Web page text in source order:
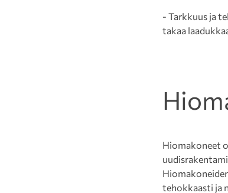
- Tarkkuus ja
takaa
Hiomakoneet
tehokkaasti ja